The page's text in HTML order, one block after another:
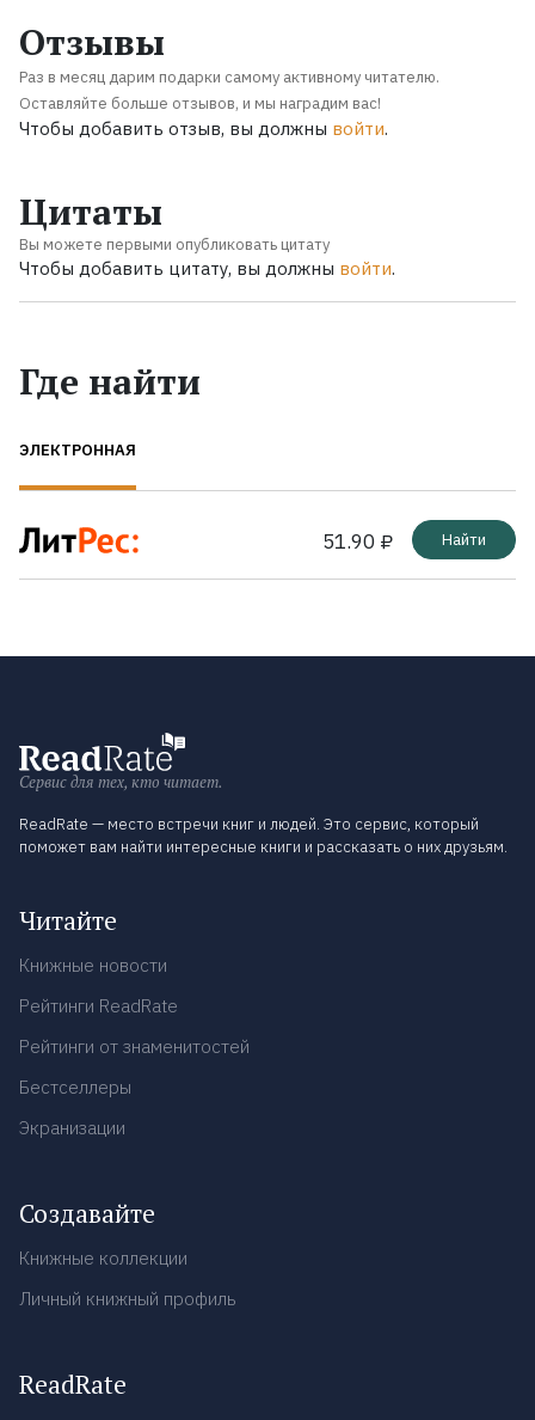
Отзывы
Раз в месяц дарим подарки самому активному читателю.
Оставляйте больше отзывов, и мы наградим вас!
Чтобы добавить отзыв, вы должны войти.
Цитаты
Вы можете первыми опубликовать цитату
Чтобы добавить цитату, вы должны войти.
Где найти
ЭЛЕКТРОННАЯ
51.90 ₽ Найти
Сервис для тех, кто читает.
ReadRate — место встречи книг и людей. Это сервис, который
поможет вам найти интересные книги и рассказать о них друзьям.
Читайте
Книжные новости
Рейтинги ReadRate
Рейтинги от знаменитостей
Бестселлеры
Экранизации
Создавайте
Книжные коллекции
Личный книжный профиль
ReadRate